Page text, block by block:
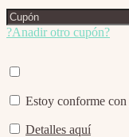
?Anadir otro cupón?
Estoy conforme con
Detalles aquí